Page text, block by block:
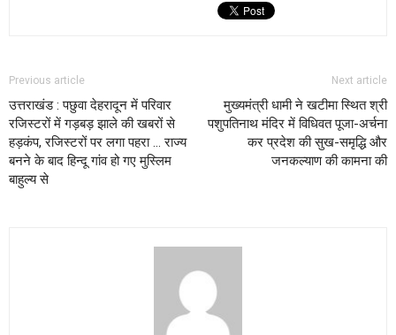
Previous article
उत्तराखंड : पछुवा देहरादून में परिवार
रजिस्टरों में गड़बड़ झाले की खबरों से
हड़कंप, रजिस्टरों पर लगा पहरा … राज्य
बनने के बाद हिन्दू गांव हो गए मुस्लिम
बाहुल्य से
Next article
मुख्यमंत्री धामी ने खटीमा स्थित श्री
पशुपतिनाथ मंदिर में विधिवत पूजा-अर्चना
कर प्रदेश की सुख-समृद्धि और
जनकल्याण की कामना की